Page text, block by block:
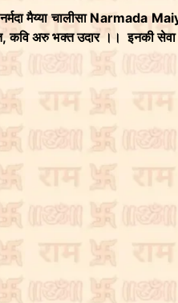
मैय्या चालीसा Narmada
कवि अरु भक्त उदार ।। इनकी